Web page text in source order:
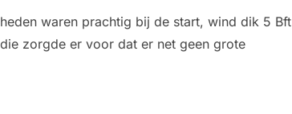
waren prachtig bij de start, wind dik 5 Bft
zorgde er voor dat er net geen grote